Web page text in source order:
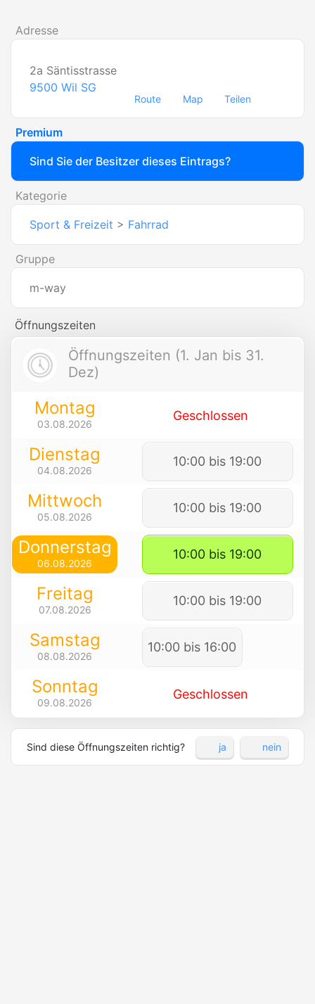
Adresse
2a Säntisstrasse
9500 Wil SG
Route Map Teilen
Premium
Sind Sie der Besitzer dieses Eintrags?
Kategorie
Sport & Freizeit > Fahrrad
Gruppe
m-way
Öffnungszeiten
Öffnungszeiten (1. Jan bis 31.
Dez)
Montag
03.08.2026
Geschlossen
Dienstag
04.08.2026
10:00 bis 19:00
Mittwoch
05.08.2026
10:00 bis 19:00
Donnerstag
06.08.2026
10:00 bis 19:00
Freitag
07.08.2026
10:00 bis 19:00
Samstag
08.08.2026
10:00 bis 16:00
Sonntag
09.08.2026
Geschlossen
Sind diese Öffnungszeiten richtig? ja nein